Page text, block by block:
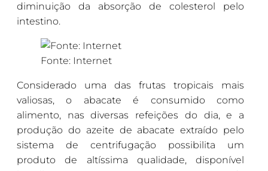
diminuição da absorção de colesterol pelo
intestino.
Fonte: Internet
Considerado uma das frutas tropicais mais
valiosas, o abacate é consumido como
alimento, nas diversas refeições do dia, e a
produção do azeite de abacate extraído pelo
sistema de centrifugação possibilita um
produto de altíssima qualidade, disponível